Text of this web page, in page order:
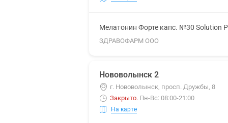
Мелатонин Форте капс. №30 Solution
ЗДРАВОФАРМ ООО
Нововолынск 2
г. Нововолынск, просп. Дружбы, 8
Закрыто. Пн-Вс: 08:00-21:00
На карте